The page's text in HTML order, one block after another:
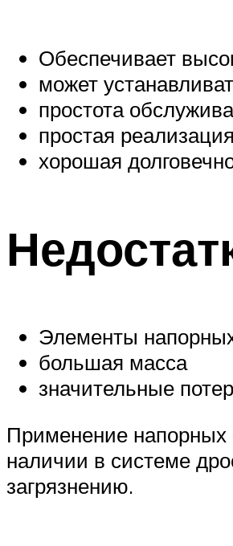
Обеспечивает
может
простота
простая
хорошая
Элементы
большая масса
значительные
Применение напорных
наличии в системе
загрязнению.